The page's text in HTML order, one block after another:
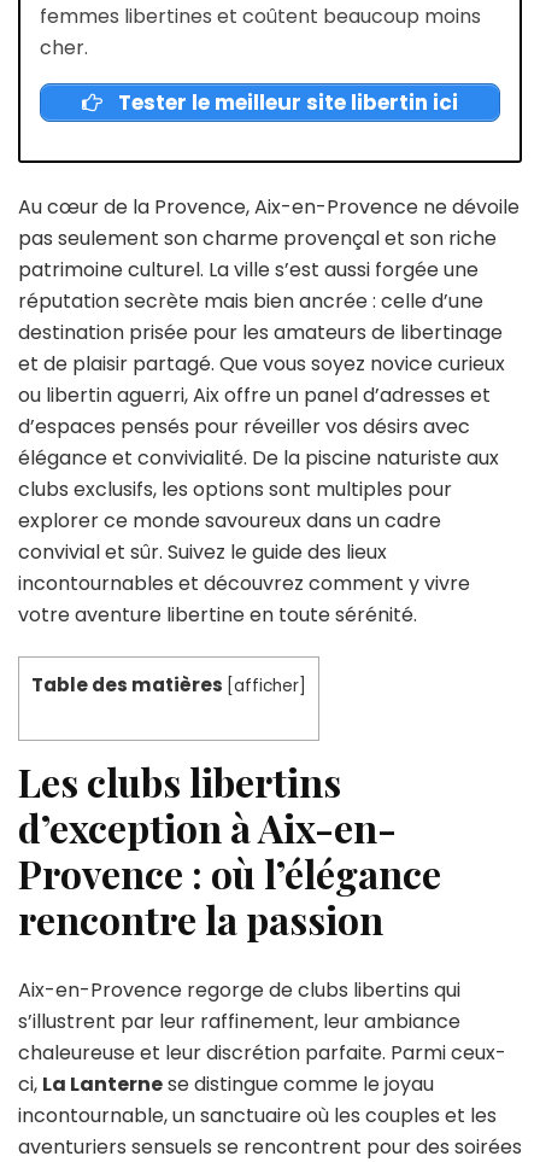
femmes libertines et coûtent beaucoup moins
cher.
Tester le meilleur site libertin ici
Au cœur de la Provence, Aix-en-Provence ne dévoile
pas seulement son charme provençal et son riche
patrimoine culturel. La ville s’est aussi forgée une
réputation secrète mais bien ancrée : celle d’une
destination prisée pour les amateurs de libertinage
et de plaisir partagé. Que vous soyez novice curieux
ou libertin aguerri, Aix offre un panel d’adresses et
d’espaces pensés pour réveiller vos désirs avec
élégance et convivialité. De la piscine naturiste aux
clubs exclusifs, les options sont multiples pour
explorer ce monde savoureux dans un cadre
convivial et sûr. Suivez le guide des lieux
incontournables et découvrez comment y vivre
votre aventure libertine en toute sérénité.
Table des matières [afficher]
Les clubs libertins
d’exception à Aix-en-
Provence : où l’élégance
rencontre la passion
Aix-en-Provence regorge de clubs libertins qui
s’illustrent par leur raffinement, leur ambiance
chaleureuse et leur discrétion parfaite. Parmi ceux-
ci, La Lanternese distingue comme le joyau
incontournable, un sanctuaire où les couples et les
aventuriers sensuels se rencontrent pour des soirées